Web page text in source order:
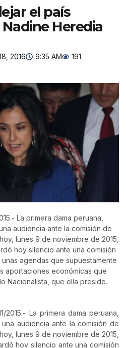
el país
Heredia
2016 9:35 AM 191
La primera dama peruana,
audiencia ante la comisión de
lunes 9 de noviembre de 2015,
hoy silencio ante una comisión
agendas que supuestamente
aportaciones económicas que
Nacionalista, que ella preside.